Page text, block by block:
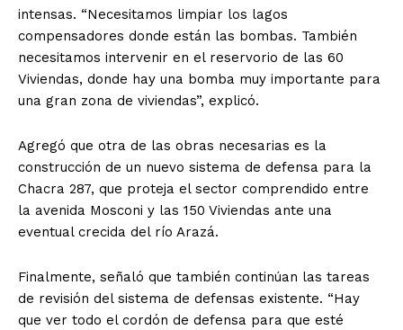
intensas. “Necesitamos limpiar los lagos
compensadores donde están las bombas. También
necesitamos intervenir en el reservorio de las 60
Viviendas, donde hay una bomba muy importante para
una gran zona de viviendas”, explicó.
Agregó que otra de las obras necesarias es la
construcción de un nuevo sistema de defensa para la
Chacra 287, que proteja el sector comprendido entre
la avenida Mosconi y las 150 Viviendas ante una
eventual crecida del río Arazá.
Finalmente, señaló que también continúan las tareas
de revisión del sistema de defensas existente. “Hay
que ver todo el cordón de defensa para que esté